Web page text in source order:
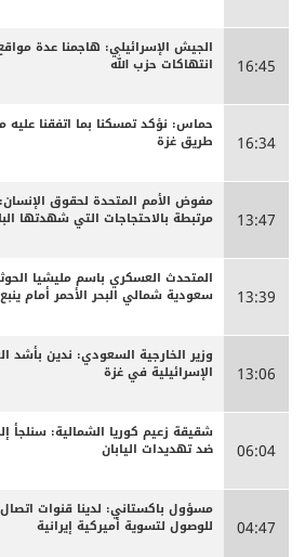
16:45
الجيش الإسرائيلي: هاجمنا عدة
انتهاكات حزب الله
16:34
حماس: نؤكد تمسكنا بما اتفقنا
طريق غزة
13:47 مرتبطة بالاحتجاجات التي شهدتها
13:39
المتحدث العسكري باسم مليشيا
سعودية شمالي البحر الأحمر أمام
13:06
وزير الخارجية السعودي: ندين بأشد
الإسرائيلية في غزة
06:04
شقيقة زعيم كوريا الشمالية: سنلجأ
ضد تهديدات اليابان
04:47
مسؤول باكستاني: لدينا قنوات
للوصول لتسوية أميركية إيرانية